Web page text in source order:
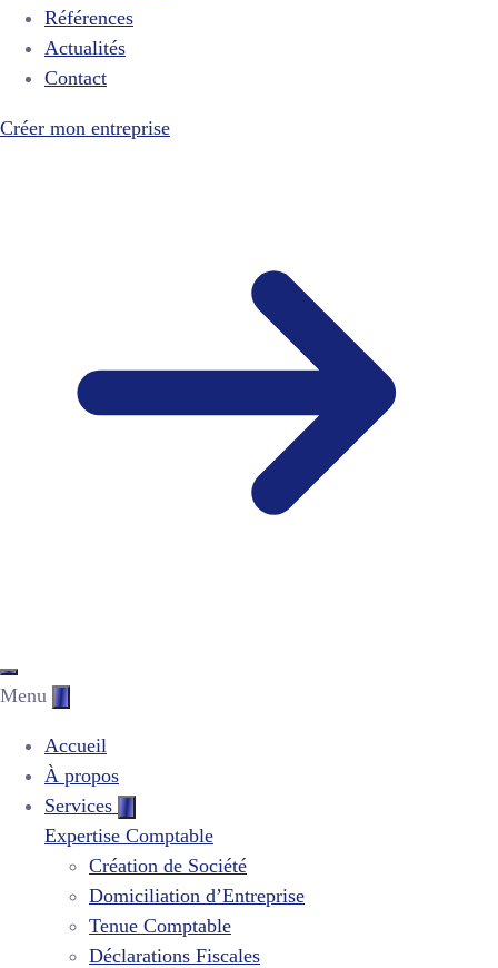
Références
Actualités
Contact
Créer mon entreprise
Menu
Accueil
À propos
Services
Expertise Comptable
Création de Société
Domiciliation d’Entreprise
Tenue Comptable
Déclarations Fiscales